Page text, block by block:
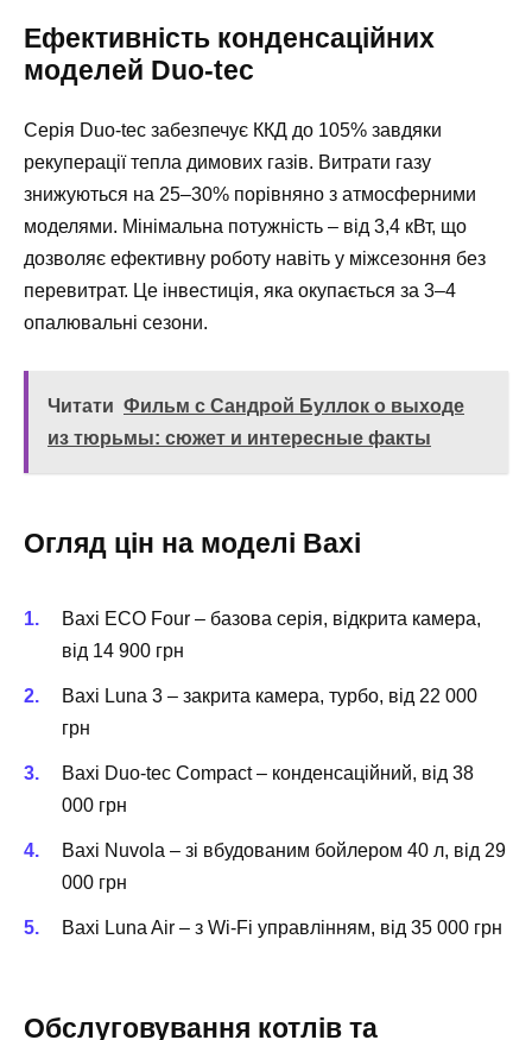
Ефективність конденсаційних
моделей Duo-tec
Серія Duo-tec забезпечує ККД до 105% завдяки
рекуперації тепла димових газів. Витрати газу
знижуються на 25–30% порівняно з атмосферними
моделями. Мінімальна потужність – від 3,4 кВт, що
дозволяє ефективну роботу навіть у міжсезоння без
перевитрат. Це інвестиція, яка окупається за 3–4
опалювальні сезони.
Читати Фильм с Сандрой Буллок о выходе
из тюрьмы: сюжет и интересные факты
Огляд цін на моделі Baxi
Baxi ECO Four – базова серія, відкрита камера,
від 14 900 грн
Baxi Luna 3 – закрита камера, турбо, від 22 000
грн
Baxi Duo-tec Compact – конденсаційний, від 38
000 грн
Baxi Nuvola – зі вбудованим бойлером 40 л, від 29
000 грн
Baxi Luna Air – з Wi-Fi управлінням, від 35 000 грн
Обслуговування котлів та